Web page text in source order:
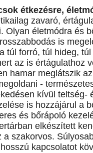
étkezésre,
zavaró,
Olyan életmódra és
is
túl forró, túl hideg,
az is értágulathoz
hamar meglátszik
-
kívül teltség-
is hozzájárul a
és bőrápoló
elkészített
a szakorvos.
kapcsolatot